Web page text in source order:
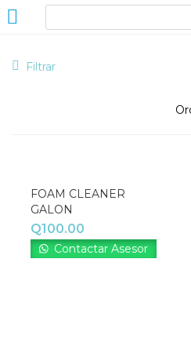
Filtrar
FOAM CLEANER
GALON
Q100.00
Contactar Asesor